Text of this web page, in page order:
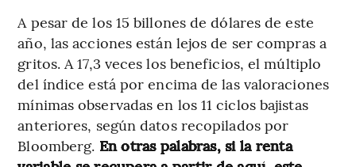
A pesar de los 15 billones de dólares de este
año, las acciones están lejos de ser compras a
gritos. A 17,3 veces los beneficios, el múltiplo
del índice está por encima de las valoraciones
mínimas observadas en los 11 ciclos bajistas
anteriores, según datos recopilados por
Bloomberg. En otras palabras, si la renta